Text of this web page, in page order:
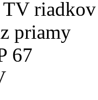
TV riadkov
priamy
67